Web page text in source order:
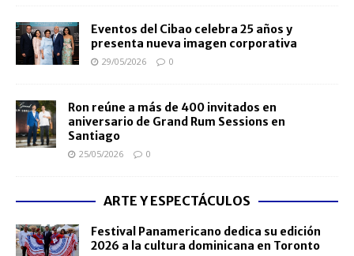
Eventos del Cibao celebra 25 años y
presenta nueva imagen corporativa
29/05/2026 0
Ron reúne a más de 400 invitados en
aniversario de Grand Rum Sessions en
Santiago
25/05/2026 0
ARTE Y ESPECTÁCULOS
Festival Panamericano dedica su edición
2026 a la cultura dominicana en Toronto